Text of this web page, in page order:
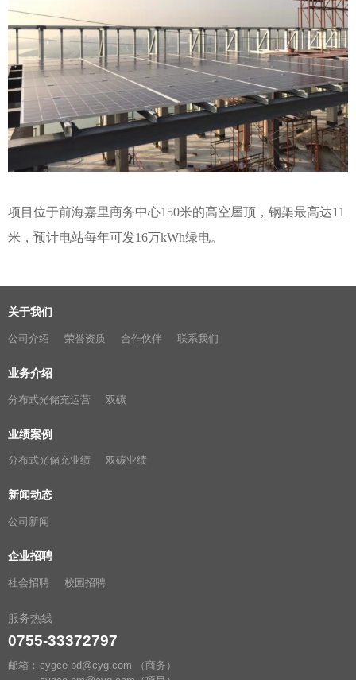
项目位于前海嘉里商务中心150米的高空屋顶，钢架最高达11
米，预计电站每年可发16万kWh绿电。
关于我们
公司介绍 荣誉资质 合作伙伴 联系我们
业务介绍
分布式光储充运营 双碳
业绩案例
分布式光储充业绩 双碳业绩
新闻动态
公司新闻
企业招聘
社会招聘 校园招聘
服务热线
0755-33372797
邮箱： cygce-bd@cyg.com
（商务）